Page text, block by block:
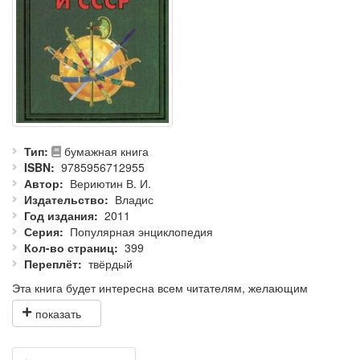
Тип
бумажная книга
ISBN
9785956712955
Автор
Вериютин В. И.
Издательство
Владис
Год издания
2011
Серия
Популярная энциклопедия
Кол-во страниц
399
Переплёт
твёрдый
Эта книга будет интересна всем читателям, желающим
познакомиться с военной историей своей страны. Вы найдете
в ней подробное описание холодного оружия российских
исторические факты и иллюстрации сделают Ваше чтение